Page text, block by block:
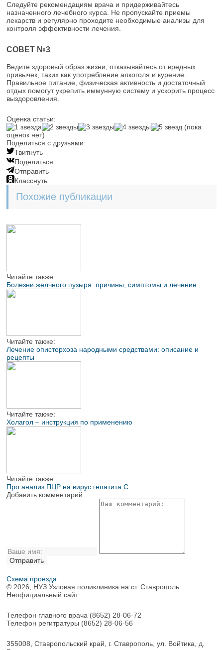
Следуйте рекомендациям врача и придерживайтесь
назначенного лечебного курса. Не пропускайте приемы
лекарств и регулярно проходите необходимые анализы для
контроля эффективности лечения.
СОВЕТ №3
Ведите здоровый образ жизни, отказывайтесь от вредных
привычек, таких как употребление алкоголя и курение.
Правильное питание, физическая активность и достаточный
отдых помогут укрепить иммунную систему и ускорить процесс
выздоровления.
Оценка статьи:
(пока
оценок нет)
Поделиться с друзьями:
Твитнуть
Поделиться
Отправить
Класснуть
Похожие публикации
Читайте также:
Болезни желчного пузыря: причины, симптомы и лечение
Читайте также:
Лечение описторхоза народными средствами: описание и
рецепты
Читайте также:
Холагол – инструкция по применению
Читайте также:
Про анализ ПЦР на вирус гепатита С
Добавить комментарий
Схема проезда
© 2026, НУЗ Узловая поликлиника на ст. Ставрополь
Неофициальный сайт.
Телефон главного врача (8652) 28-06-72
Телефон регитратуры (8652) 28-06-56
355008, Ставропольский край, г. Ставрополь, ул. Войтика, д.